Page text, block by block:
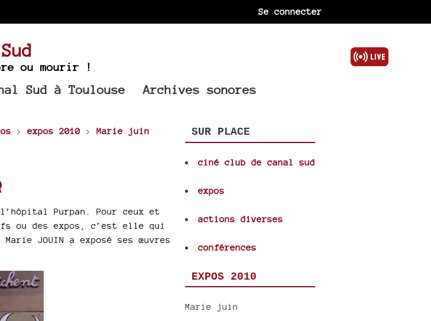
Se connecter
ou mourir !
Sud à Toulouse Archives sonores
> expos 2010 > Marie juin
Purpan. Pour ceux et
ou des expos, c’est elle qui
JOUIN a exposé ses œuvres
SUR PLACE
ciné club de canal sud
expos
actions diverses
conférences
EXPOS 2010
Marie juin